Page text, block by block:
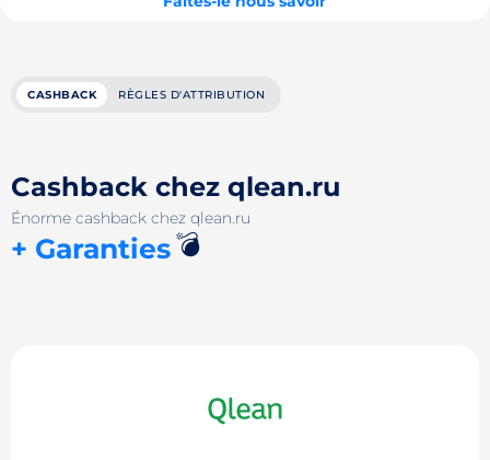
CASHBACK RÈGLES D'ATTRIBUTION
Cashback chez qlean.ru
Énorme cashback chez qlean.ru
+ Garanties💣